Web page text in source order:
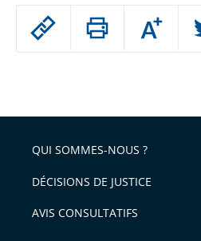
Passer
arriver
Augmenter
ou
l'article
pour
avant
QUI SOMMES-NOUS ?
DÉCISIONS DE JUSTICE
AVIS CONSULTATIFS